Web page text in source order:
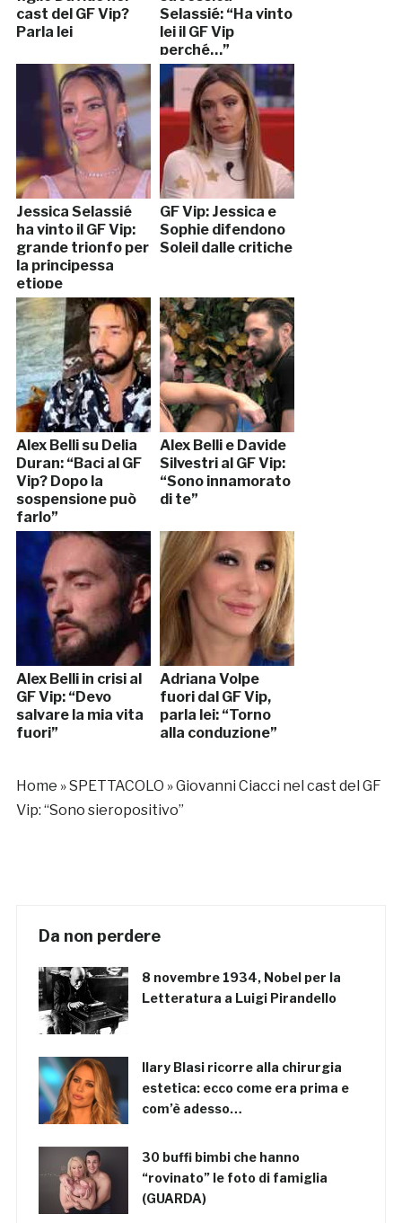
cast del GF Vip?
Parla lei
Selassié: “Ha vinto
lei il GF Vip
perché…”
Jessica Selassié
ha vinto il GF Vip:
grande trionfo per
la principessa
etiope
GF Vip: Jessica e
Sophie difendono
Soleil dalle critiche
Alex Belli su Delia
Duran: “Baci al GF
Vip? Dopo la
sospensione può
farlo”
Alex Belli e Davide
Silvestri al GF Vip:
“Sono innamorato
di te”
Alex Belli in crisi al
GF Vip: “Devo
salvare la mia vita
fuori”
Adriana Volpe
fuori dal GF Vip,
parla lei: “Torno
alla conduzione”
Home »SPETTACOLO »Giovanni Ciacci nel cast del GF
Vip: “Sono sieropositivo”
Da non perdere
8 novembre 1934, Nobel per la
Letteratura a Luigi Pirandello
Ilary Blasi ricorre alla chirurgia
estetica: ecco come era prima e
com’è adesso…
30 buffi bimbi che hanno
“rovinato” le foto di famiglia
(GUARDA)